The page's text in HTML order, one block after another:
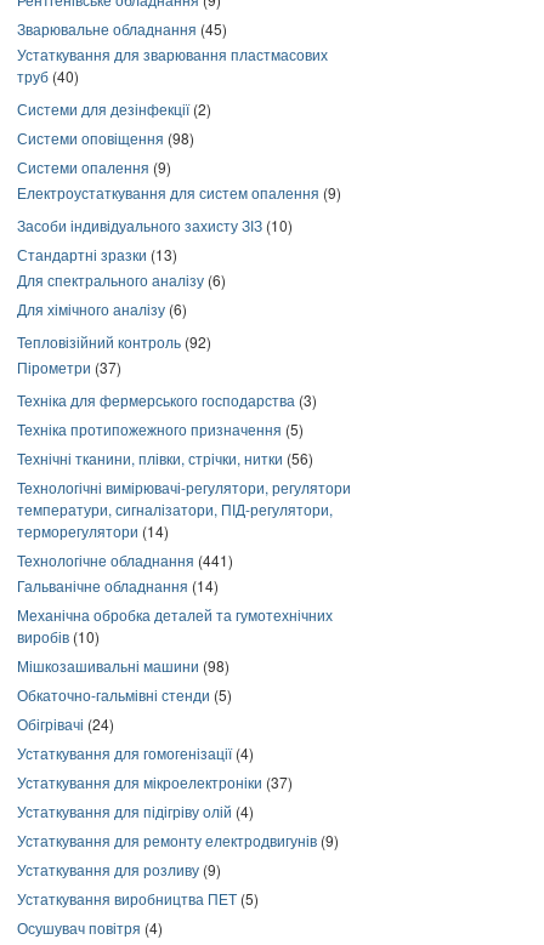
Зварювальне обладнання (45)
Устаткування для зварювання пластмасових
труб (40)
Системи для дезінфекції(2)
Системи оповіщення (98)
Системи опалення (9)
Електроустаткування для систем опалення (9)
Засоби індивідуального захисту ЗІЗ (10)
Стандартні зразки (13)
Для спектрального аналізу (6)
Для хімічного аналізу (6)
Тепловізійний контроль (92)
Пірометри (37)
Техніка для фермерського господарства (3)
Техніка протипожежного призначення (5)
Технічні тканини, плівки, стрічки, нитки (56)
Технологічні вимірювачі-регулятори, регулятори
температури, сигналізатори, ПІД-регулятори,
терморегулятори (14)
Технологічне обладнання (441)
Гальванічне обладнання (14)
Механічна обробка деталей та гумотехнічних
виробів (10)
Мішкозашивальні машини (98)
Обкаточно-гальмівні стенди (5)
Обігрівачі (24)
Устаткування для гомогенізації(4)
Устаткування для мікроелектроніки (37)
Устаткування для підігріву олій (4)
Устаткування для ремонту електродвигунів (9)
Устаткування для розливу (9)
Устаткування виробництва ПЕТ (5)
Осушувач повітря (4)